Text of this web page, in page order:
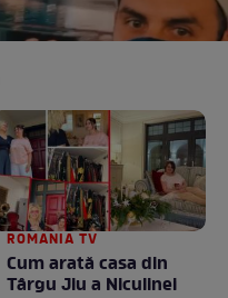
ROMANIA TV
Cum arată casa din
Târgu Jiu a Niculinei